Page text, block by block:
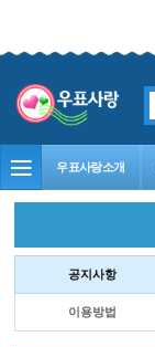
우표사랑소개